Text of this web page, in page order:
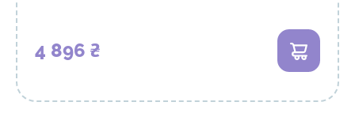
4 896 ₴ В кошик